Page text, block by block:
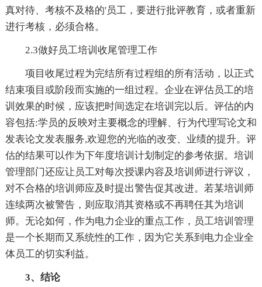
真对待、考核不及格的'员工，要进行批评教育，或者重新
进行考核，必须合格。
2.3做好员工培训收尾管理工作
项目收尾过程为完结所有过程组的所有活动，以正式
结束项目或阶段而实施的一组过程。企业在评估员工的培
训效果的时候，应该把时间选定在培训完以后。评估的内
容包括:学员的反映对主要概念的理解、行为代理写论文和
发表论文发表服务,欢迎您的光临的改变、业绩的提升。评
估的结果可以作为下年度培训计划制定的参考依据。培训
管理部门还应让员工对每次授课内容及培训师进行评议，
对不合格的培训师应及时提出警告促其改进。若某培训师
连续两次被警告，则应取消其资格或不再聘任其为培训
师。无论如何，作为电力企业的重点工作，员工培训管理
是一个长期而又系统性的工作，因为它关系到电力企业全
体员工的切实利益。
3、结论